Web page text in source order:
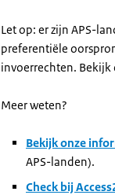
Let op: er zijn APS-
preferentiële
invoerrechten. Bekijk
Meer weten?
Bekijk onze
APS-landen).
Check bij